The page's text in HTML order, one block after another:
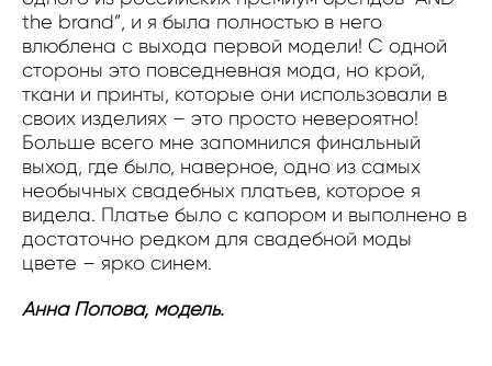
the brand”, и я была полностью в него
влюблена с выхода первой модели! С одной
стороны это повседневная мода, но крой,
ткани и принты, которые они использовали в
своих изделиях – это просто невероятно!
Больше всего мне запомнился финальный
выход, где было, наверное, одно из самых
необычных свадебных платьев, которое я
видела. Платье было с капором и выполнено в
достаточно редком для свадебной моды
цвете – ярко синем.
Анна Попова, модель.